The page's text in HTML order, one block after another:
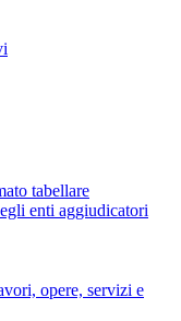
tabellare
enti aggiudicatori
opere, servizi e